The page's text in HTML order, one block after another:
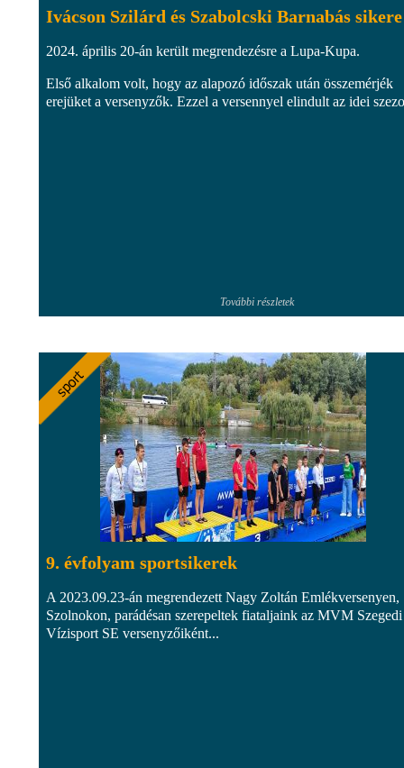
Ivácson Szilárd és Szabolcski Barnabás sikere
2024. április 20-án került megrendezésre a Lupa-Kupa.
Első alkalom volt, hogy az alapozó időszak után összemérjék
erejüket a versenyzők. Ezzel a versennyel elindult az idei
További részletek
9. évfolyam sportsikerek
A 2023.09.23-án megrendezett Nagy Zoltán Emlékversenyen,
Szolnokon, parádésan szerepeltek fiataljaink az MVM Szegedi
Vízisport SE versenyzőiként...